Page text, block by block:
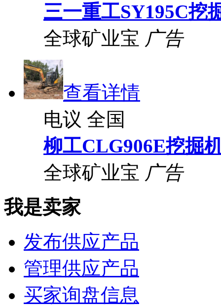
三一重工SY195C挖
全球矿业宝 广告
查看详情
电议 全国
柳工CLG906E挖掘
全球矿业宝 广告
我是卖家
发布供应产品
管理供应产品
买家询盘信息